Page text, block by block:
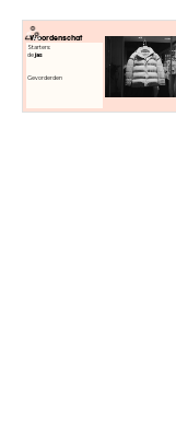
Woordenschat
Starters:
dejas
Gevorderden